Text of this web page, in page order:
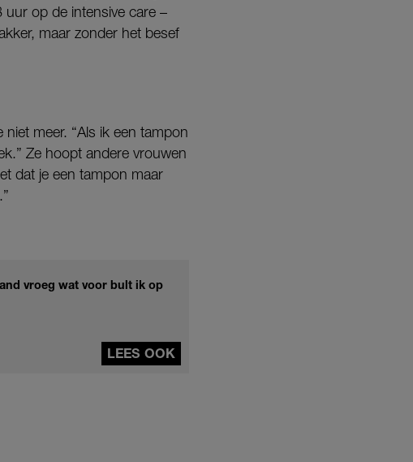
op de intensive care –
maar zonder het besef
meer. “Als ik een tampon
Ze hoopt andere vrouwen
dat je een tampon maar
vroeg wat voor bult ik op
LEES OOK